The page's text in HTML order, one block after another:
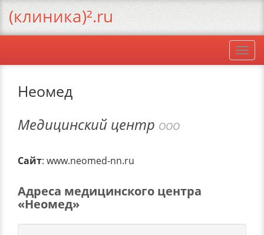
Неомед
Медицинский центр ООО
Сайт: www.neomed-nn.ru
Адреса медицинского центра
«Неомед»
(клиника)².ru